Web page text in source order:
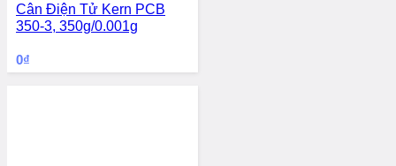
Cân Điện Tử Kern PCB
350-3, 350g/0.001g
0₫